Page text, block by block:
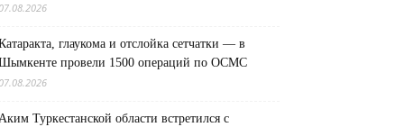
глаукома и отслойка сетчатки — в
провели 1500 операций по ОСМС
Туркестанской области встретился с